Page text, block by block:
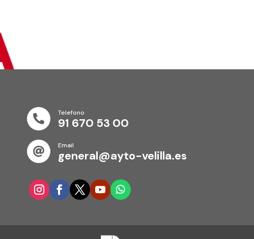

Telefono
91 670 53 00

Email
general@ayto-velilla.es